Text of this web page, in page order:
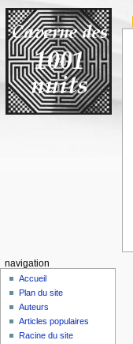
navigation
Accueil
Plan du site
Auteurs
Articles populaires
Racine du site